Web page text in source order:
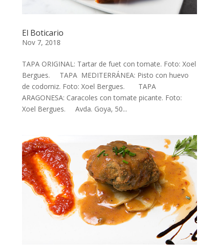
El Boticario
Nov 7, 2018
TAPA ORIGINAL: Tartar de fuet con tomate. Foto: Xoel
Bergues. TAPA MEDITERRÁNEA: Pisto con huevo
de codorniz. Foto: Xoel Bergues. TAPA
ARAGONESA: Caracoles con tomate picante. Foto:
Xoel Bergues. Avda. Goya, 50...